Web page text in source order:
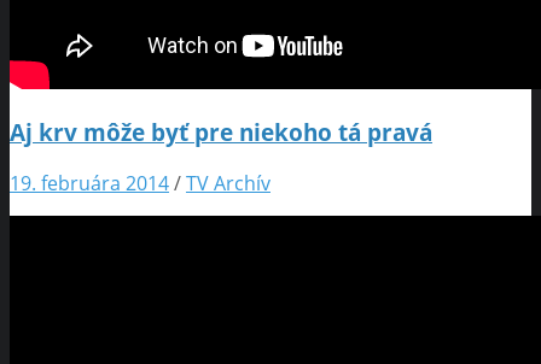
Aj krv môže byť pre niekoho tá pravá
19. februára 2014/TV Archív